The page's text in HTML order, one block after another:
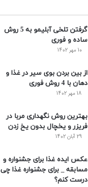
گرفتن تلخی آبلیمو به 5 روش
ساده و فوری
10 مهر 1402
از بین بردن بوی سیر در غذا و
دهان با 4 روش فوری
18 مهر 1402
بهترین روش نگهداری مربا در
فریزر و یخچال بدون یخ زدن
29 آبان 1402
عکس ایده غذا برای جشنواره و
مسابقه _ برای جشنواره غذا چی
درست کنم؟